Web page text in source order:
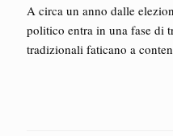
A circa un anno dalle
politico entra in una fase di
tradizionali faticano a